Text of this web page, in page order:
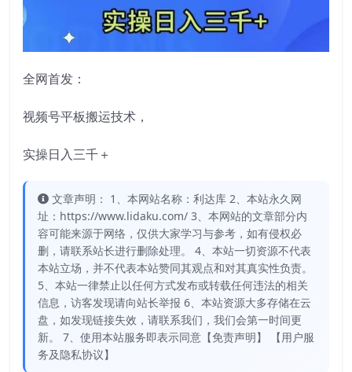
全网首发：
视频号平板搬运技术，
实操日入三千＋
文章声明： 1、本网站名称：利达库 2、本站永久网
址：https://www.lidaku.com/ 3、本网站的文章部分内
容可能来源于网络，仅供大家学习与参考，如有侵权必
删，请联系站长进行删除处理。 4、本站一切资源不代表
本站立场，并不代表本站赞同其观点和对其真实性负责。
5、本站一律禁止以任何方式发布或转载任何违法的相关
信息，访客发现请向站长举报 6、本站资源大多存储在云
盘，如发现链接失效，请联系我们，我们会第一时间更
新。 7、使用本站服务即表示同意【免责声明】 【用户服
务及隐私协议】